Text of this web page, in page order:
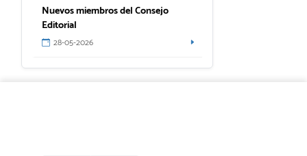
Nuevos miembros del Consejo
Editorial
28-05-2026